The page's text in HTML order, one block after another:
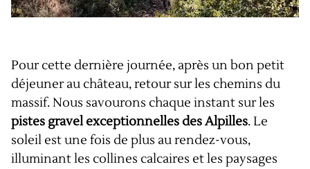
Pour cette dernière journée, après un bon petit
déjeuner au château, retour sur les chemins du
massif. Nous savourons chaque instant sur les
pistes gravel exceptionnelles des Alpilles. Le
soleil est une fois de plus au rendez-vous,
illuminant les collines calcaires et les paysages